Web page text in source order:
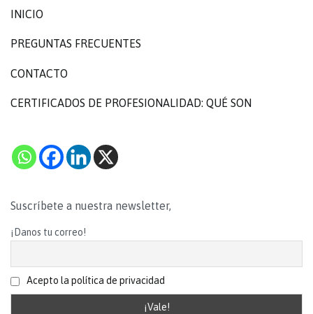
INICIO
PREGUNTAS FRECUENTES
CONTACTO
CERTIFICADOS DE PROFESIONALIDAD: QUÉ SON
Suscríbete a nuestra newsletter,
¡Danos tu correo!
Acepto la política de privacidad